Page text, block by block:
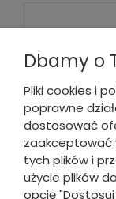
Dbamy o
Pliki cookies i
poprawne
dostosować
zaakceptować
tych plików i
użycie plików
opcję